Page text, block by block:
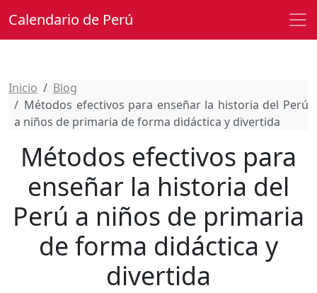
Calendario de Perú
Inicio
Blog
Métodos efectivos para enseñar la historia del Perú
a niños de primaria de forma didáctica y divertida
Métodos efectivos para
enseñar la historia del
Perú a niños de primaria
de forma didáctica y
divertida